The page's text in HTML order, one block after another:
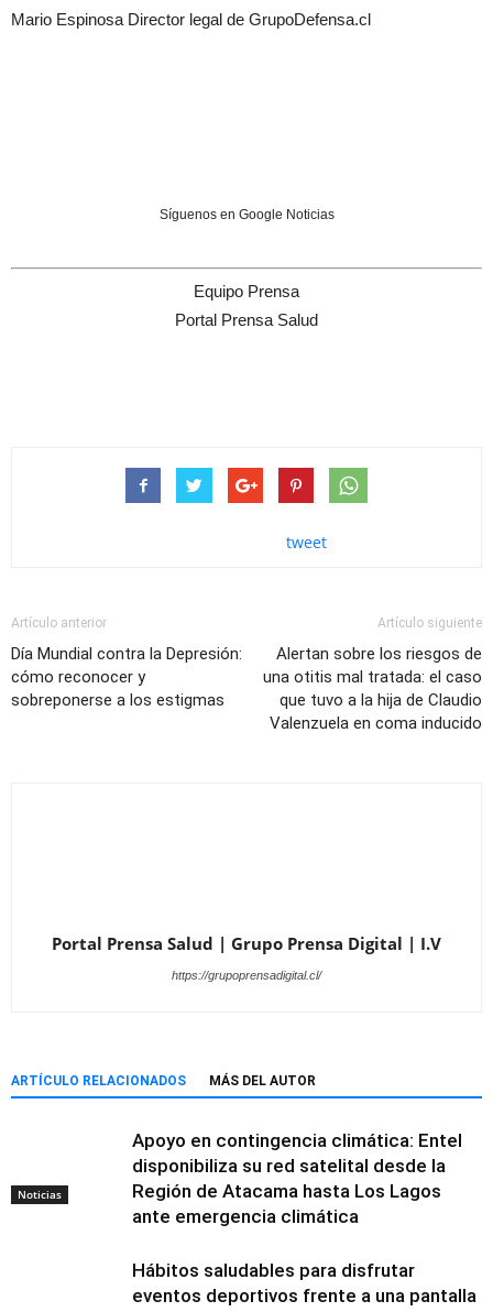
Mario Espinosa Director legal de GrupoDefensa.cl
Síguenos en Google Noticias
Equipo Prensa
Portal Prensa Salud
tweet
Artículo anterior
Día Mundial contra la Depresión:
cómo reconocer y
sobreponerse a los estigmas
Artículo siguiente
Alertan sobre los riesgos de
una otitis mal tratada: el caso
que tuvo a la hija de Claudio
Valenzuela en coma inducido
Portal Prensa Salud | Grupo Prensa Digital | I.V
https://grupoprensadigital.cl/
ARTÍCULO RELACIONADOS MÁS DEL AUTOR
Noticias
Apoyo en contingencia climática: Entel
disponibiliza su red satelital desde la
Región de Atacama hasta Los Lagos
ante emergencia climática
Hábitos saludables para disfrutar
eventos deportivos frente a una pantalla